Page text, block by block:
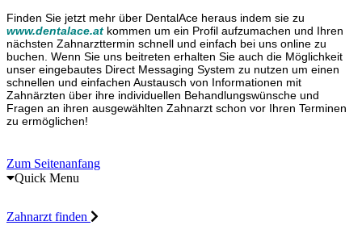
Finden Sie jetzt mehr über DentalAce heraus indem sie zu
www.dentalace.at kommen um ein Profil aufzumachen und Ihren
nächsten Zahnarzttermin schnell und einfach bei uns online zu
buchen. Wenn Sie uns beitreten erhalten Sie auch die Möglichkeit
unser eingebautes Direct Messaging System zu nutzen um einen
schnellen und einfachen Austausch von Informationen mit
Zahnärzten über ihre individuellen Behandlungswünsche und
Fragen an ihren ausgewählten Zahnarzt schon vor Ihren Terminen
zu ermöglichen!
Zum Seitenanfang
Quick Menu
Zahnarzt finden